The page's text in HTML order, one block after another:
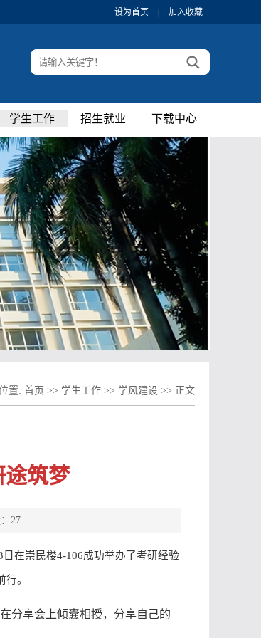
设为首页 加入收藏
学生工作 招生就业 下载中心
置: 首页 >> 学生工作 >> 学风建设 >> 正文
途筑梦
27
日在崇民楼4-106成功举办了考研经验
。
分享会上倾囊相授，分享自己的